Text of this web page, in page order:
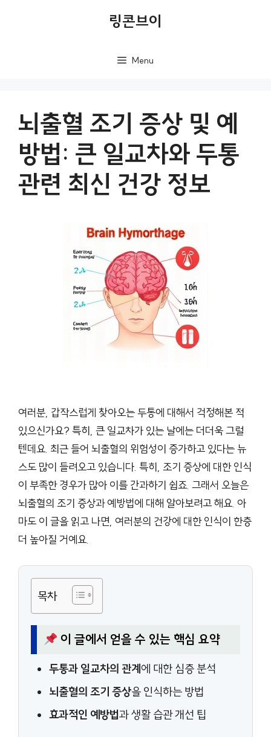
링콘브이
Menu
뇌출혈 조기 증상 및 예
방법: 큰 일교차와 두통
관련 최신 건강 정보
여러분, 갑작스럽게 찾아오는 두통에 대해서 걱정해본 적
있으신가요? 특히, 큰 일교차가 있는 날에는 더더욱 그럴
텐데요. 최근 들어 뇌출혈의 위험성이 증가하고 있다는 뉴
스도 많이 들려오고 있습니다. 특히, 조기 증상에 대한 인식
이 부족한 경우가 많아 이를 간과하기 쉽죠. 그래서 오늘은
뇌출혈의 조기 증상과 예방법에 대해 알아보려고 해요. 아
마도 이 글을 읽고 나면, 여러분의 건강에 대한 인식이 한층
더 높아질 거예요.
목차
이 글에서 얻을 수 있는 핵심 요약
두통과 일교차의 관계에 대한 심층 분석
뇌출혈의 조기 증상을 인식하는 방법
효과적인 예방법과 생활 습관 개선 팁